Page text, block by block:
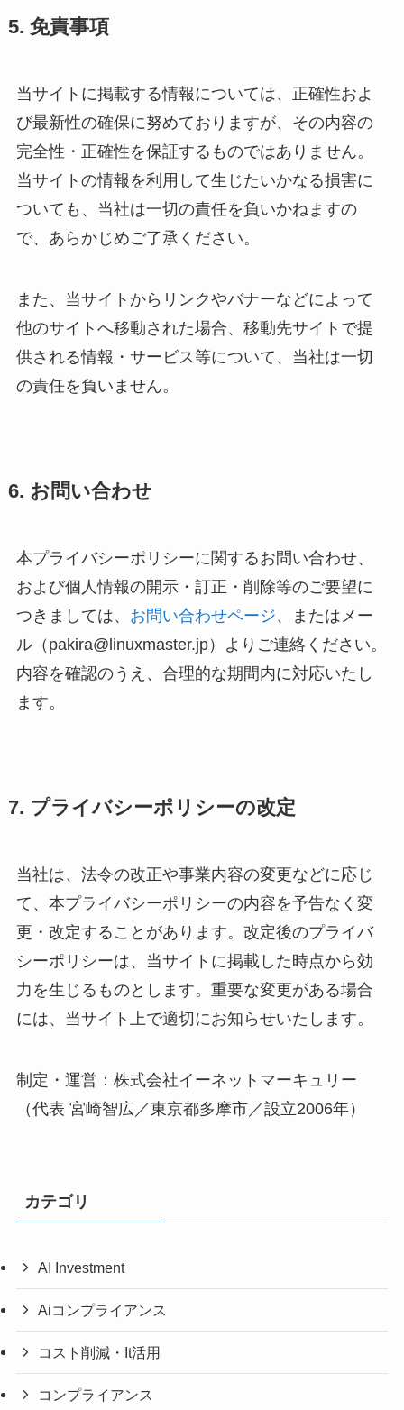
5. 免責事項
当サイトに掲載する情報については、正確性およ
び最新性の確保に努めておりますが、その内容の
完全性・正確性を保証するものではありません。
当サイトの情報を利用して生じたいかなる損害に
ついても、当社は一切の責任を負いかねますの
で、あらかじめご了承ください。
また、当サイトからリンクやバナーなどによって
他のサイトへ移動された場合、移動先サイトで提
供される情報・サービス等について、当社は一切
の責任を負いません。
6. お問い合わせ
本プライバシーポリシーに関するお問い合わせ、
および個人情報の開示・訂正・削除等のご要望に
つきましては、 お問い合わせページ、またはメー
ル（pakira@linuxmaster.jp）よりご連絡ください。
内容を確認のうえ、合理的な期間内に対応いたし
ます。
7. プライバシーポリシーの改定
当社は、法令の改正や事業内容の変更などに応じ
て、本プライバシーポリシーの内容を予告なく変
更・改定することがあります。改定後のプライバ
シーポリシーは、当サイトに掲載した時点から効
力を生じるものとします。重要な変更がある場合
には、当サイト上で適切にお知らせいたします。
制定・運営：株式会社イーネットマーキュリー
（代表 宮崎智広／東京都多摩市／設立2006年）
カテゴリ
AI Investment
Aiコンプライアンス
コスト削減・It活用
コンプライアンス